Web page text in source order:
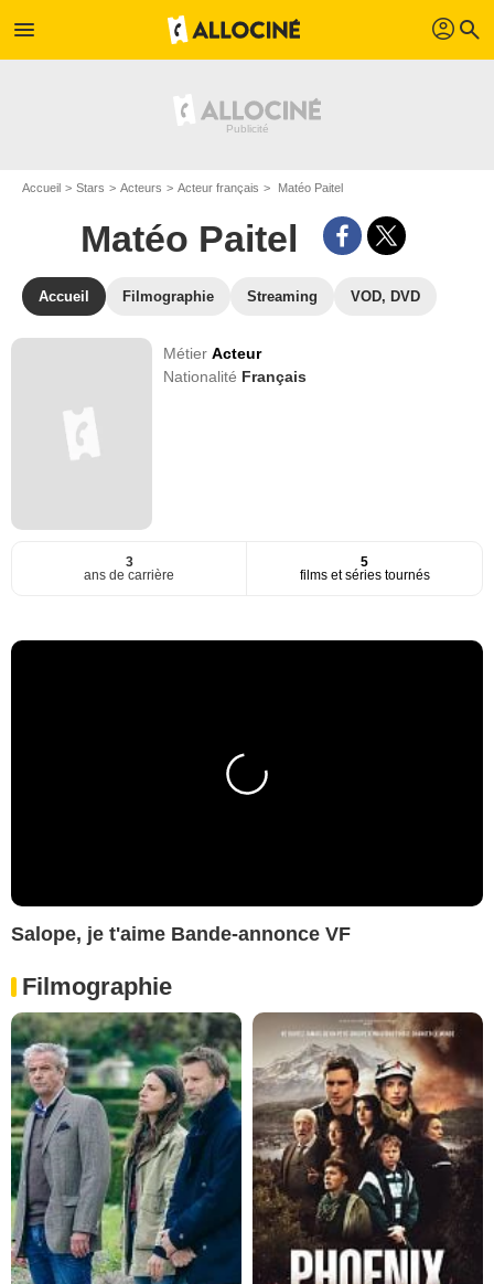
menu profil search
Accueil Stars Acteurs Acteur français Matéo Paitel
Matéo Paitel
Accueil Filmographie Streaming VOD, DVD
MétierActeur
Nationalité Français
3
ans de carrière
5
films et séries tournés
Salope, je t'aime Bande-annonce VF
Filmographie